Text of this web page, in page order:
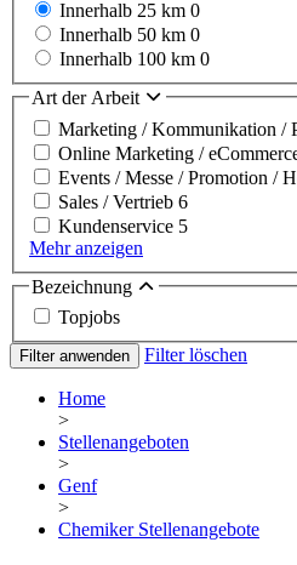
Innerhalb 25 km 0
Innerhalb 50 km 0
Innerhalb 100 km 0
Art der Arbeit
Marketing / Kommunikation /
Online Marketing /
Events / Messe / Promotion /
Sales / Vertrieb 6
Kundenservice 5
Mehr anzeigen
Bezeichnung
Topjobs
Filter anwenden Filter löschen
Home
>
Stellenangeboten
>
Genf
>
Chemiker Stellenangebote